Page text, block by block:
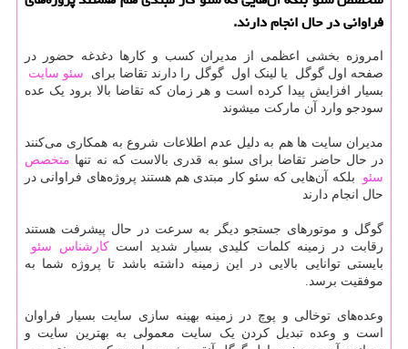
فراوانی در حال انجام دارند.
امروزه بخشی اعظمی از مدیران کسب و کارها دغدغه حضور در
صفحه اول گوگل یا لینک اول گوگل را دارند تقاضا برای سئو سایت
بسیار افزایش پیدا کرده است و هر زمان که تقاضا بالا برود یک عده
سودجو وارد آن مارکت میشوند
مدیران سایت ها هم به دلیل عدم اطلاعات شروع به همکاری می‌کنند
در حال حاضر تقاضا برای سئو به قدری بالاست که نه تنها متخصص
سئو بلکه آن‌هایی که سئو کار مبتدی هم هستند پروژه‌های فراوانی در
حال انجام دارند
گوگل و موتورهای جستجو دیگر به سرعت در حال پیشرفت هستند
رقابت در زمینه کلمات کلیدی بسیار شدید استکارشناس سئو
بایستی توانایی بالایی در این زمینه داشته باشد تا پروژه شما به
موفقیت برسد.
وعده‌های توخالی و پوچ در زمینه بهینه سازی سایت بسیار فراوان
است و وعده تبدیل کردن یک سایت معمولی به بهترین سایت و